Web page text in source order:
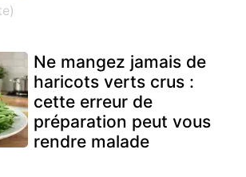
Ne mangez jamais de
haricots verts crus :
cette erreur de
préparation peut vous
rendre malade